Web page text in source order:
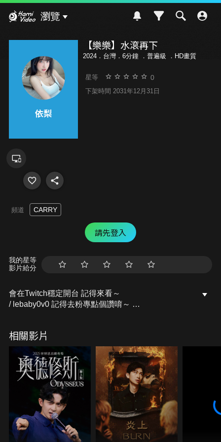
瀏覽
【樂樂】水滾再下
2024．台灣．6分鐘 ． 普遍級 ．HD畫質
星等 0
下架時間 2031年12月31日
頻道 CARRY
請先登入
我的星等
影片給分
會在Twitch穩定開台 記得來看～
/ lebaby0v0 記得去粉專點個讚唷～
/ lebaby0v0 Instagram：lebaby0v0
/ lebaby0v0 本頻道授權相關請洽詢：
littlefish@mesports.com.tw
若非此窗口授權，一律概不承認。
業務合作請洽：san710501@mesports.com.tw
相關影片